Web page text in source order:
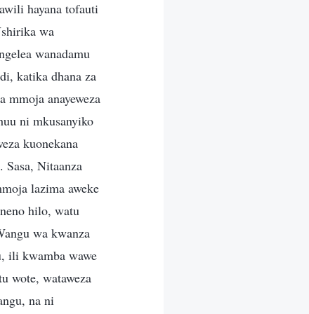
hayana tofauti
wa
wanadamu
katika dhana za
mmoja anayeweza
ni mkusanyiko
kuonekana
Nitaanza
lazima aweke
hilo, watu
wa kwanza
ili kwamba wawe
wote, wataweza
na ni